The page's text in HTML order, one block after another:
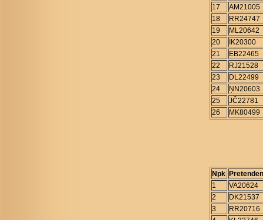
17
AM21005
18
RR24747
19
ML20642
20
IK20300
21
EB22465
22
RJ21528
23
DL22499
24
ŅN20603
25
JČ22781
26
MK80499
Npk
1
VA20624
2
DK21537
3
RR20716